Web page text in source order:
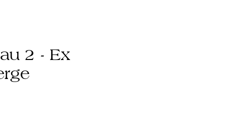
2 - Ex